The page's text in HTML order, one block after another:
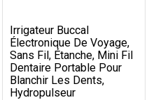
Irrigateur Buccal
Électronique De Voyage,
Sans Fil, Étanche, Mini Fil
Dentaire Portable Pour
Blanchir Les Dents,
Hydropulseur